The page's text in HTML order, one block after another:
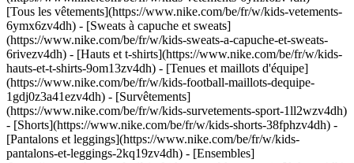
[Tous les vêtements](https://www.nike.com/be/fr/w/kids-vetements-
6ymx6zv4dh) - [Sweats à capuche et sweats]
(https://www.nike.com/be/fr/w/kids-sweats-a-capuche-et-sweats-
6rivezv4dh) - [Hauts et t-shirts](https://www.nike.com/be/fr/w/kids-
hauts-et-t-shirts-9om13zv4dh) - [Tenues et maillots d'équipe]
(https://www.nike.com/be/fr/w/kids-football-maillots-dequipe-
1gdj0z3a41ezv4dh) - [Survêtements]
(https://www.nike.com/be/fr/w/kids-survetements-sport-1ll2wzv4dh)
- [Shorts](https://www.nike.com/be/fr/w/kids-shorts-38fphzv4dh) -
[Pantalons et leggings](https://www.nike.com/be/fr/w/kids-
pantalons-et-leggings-2kq19zv4dh) - [Ensembles]